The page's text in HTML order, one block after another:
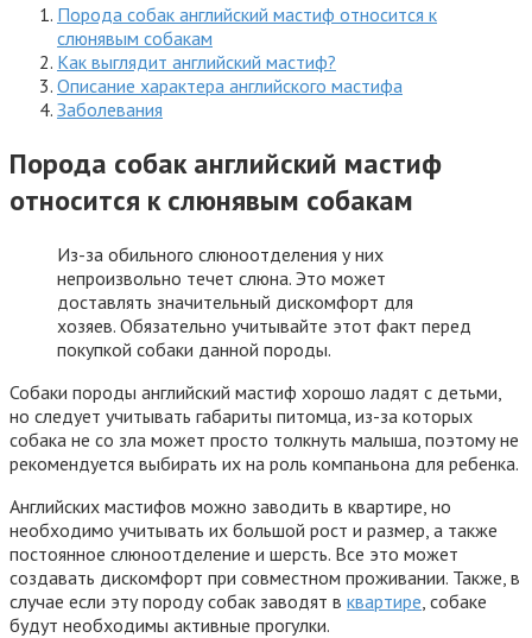
Порода собак английский мастиф относится к
слюнявым собакам
Как выглядит английский мастиф?
Описание характера английского мастифа
Заболевания
Порода собак английский мастиф
относится к слюнявым собакам
Из-за обильного слюноотделения у них
непроизвольно течет слюна. Это может
доставлять значительный дискомфорт для
хозяев. Обязательно учитывайте этот факт перед
покупкой собаки данной породы.
Собаки породы английский мастиф хорошо ладят с детьми,
но следует учитывать габариты питомца, из-за которых
собака не со зла может просто толкнуть малыша, поэтому не
рекомендуется выбирать их на роль компаньона для ребенка.
Английских мастифов можно заводить в квартире, но
необходимо учитывать их большой рост и размер, а также
постоянное слюноотделение и шерсть. Все это может
создавать дискомфорт при совместном проживании. Также, в
случае если эту породу собак заводят в квартире , собаке
будут необходимы активные прогулки.